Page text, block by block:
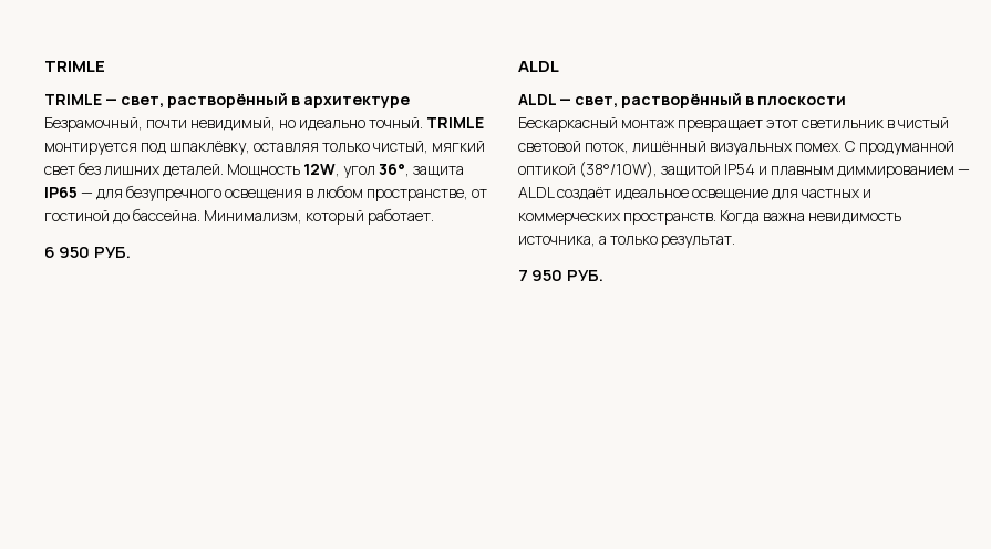
TRIMLE
TRIMLE — свет, растворённый в архитектуре
Безрамочный, почти невидимый, но идеально точный. TRIMLE
монтируется под шпаклёвку, оставляя только чистый, мягкий
свет без лишних деталей. Мощность 12W , угол 36° , защита
IP65 — для безупречного освещения в любом пространстве, от
гостиной до бассейна. Минимализм, который работает.
6 950 РУБ.
ALDL
ALDL — свет, растворённый в плоскости
Бескаркасный монтаж превращает этот светильник в чистый
световой поток, лишённый визуальных помех. С продуманной
оптикой (38°/10W), защитой IP54 и плавным диммированием —
ALDL создаёт идеальное освещение для частных и
коммерческих пространств. Когда важна невидимость
источника, а только результат.
7 950 РУБ.